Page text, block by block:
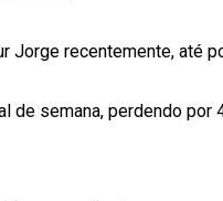
Jorge recentemente, até
de semana, perdendo por